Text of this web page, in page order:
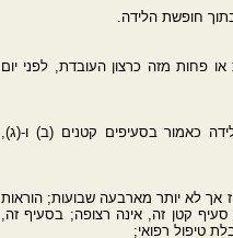
חופשת הלידה.
מזה כרצון העובדת, לפני יום
כאמור בסעיפים קטנים (ב) ו-(ג),
לא יותר מארבעה שבועות; הוראות
קטן זה, אינה רצופה; בסעיף זה,